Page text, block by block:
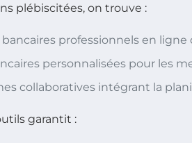
plébiscitées, on trouve :
bancaires professionnels en
personnalisées pour les
collaboratives intégrant la
garantit :